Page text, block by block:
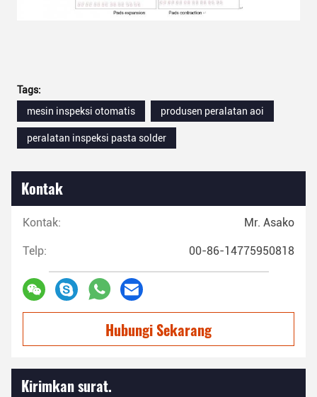
Tags:
mesin inspeksi otomatis
produsen peralatan aoi
peralatan inspeksi pasta solder
Kontak
Kontak: Mr. Asako
Telp: 00-86-14775950818
Hubungi Sekarang
Kirimkan surat.